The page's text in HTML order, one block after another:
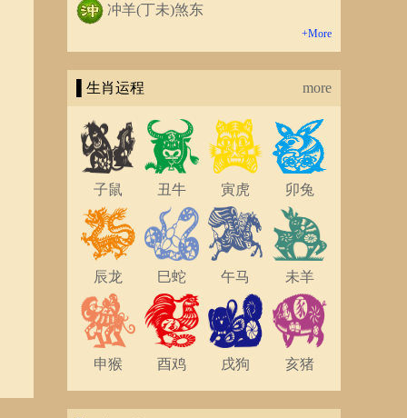
冲羊(丁未)煞东
+More
▌生肖运程 more
子鼠 丑牛 寅虎 卯兔
辰龙 巳蛇 午马 未羊
申猴 酉鸡 戌狗 亥猪